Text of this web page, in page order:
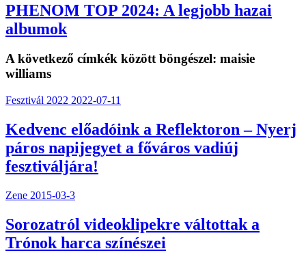
PHENOM TOP 2024: A legjobb hazai
albumok
A következő címkék között böngészel: maisie
williams
Fesztivál 2022 2022-07-11
Kedvenc előadóink a Reflektoron – Nyerj
páros napijegyet a főváros vadiúj
fesztiváljára!
Zene 2015-03-3
Sorozatról videoklipekre váltottak a
Trónok harca színészei